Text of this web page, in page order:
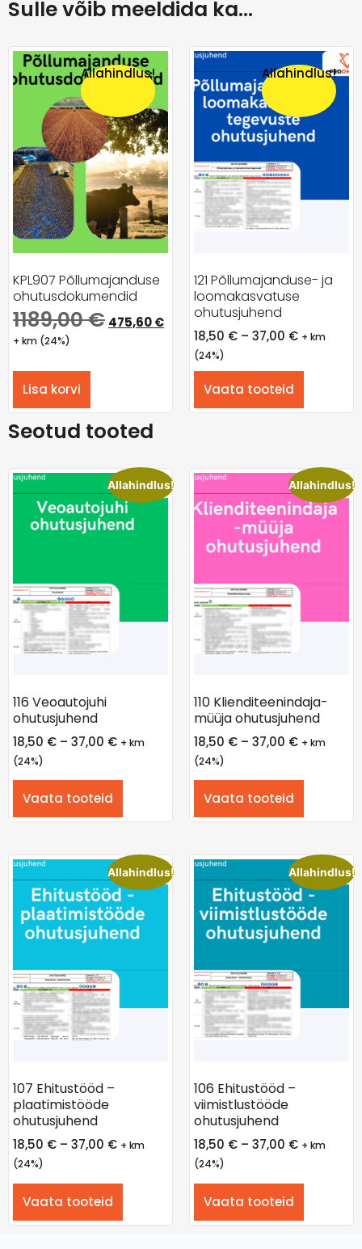
Sulle võib meeldida ka…
Allahindlus!
KPL907 Põllumajanduse
ohutusdokumendid
1189,00€ 475,60€
+ km (24%)
Lisa korvi
Allahindlus!
121 Põllumajanduse- ja
loomakasvatuse
ohutusjuhend
18,50 € – 37,00 € + km
(24%)
Vaata tooteid
Seotud tooted
Allahindlus!
116 Veoautojuhi
ohutusjuhend
18,50 € – 37,00 € + km
(24%)
Vaata tooteid
Allahindlus!
110 Klienditeenindaja-
müüja ohutusjuhend
18,50 € – 37,00 € + km
(24%)
Vaata tooteid
Allahindlus!
107 Ehitustööd –
plaatimistööde
ohutusjuhend
18,50 € – 37,00 € + km
(24%)
Vaata tooteid
Allahindlus!
106 Ehitustööd –
viimistlustööde
ohutusjuhend
18,50 € – 37,00 € + km
(24%)
Vaata tooteid